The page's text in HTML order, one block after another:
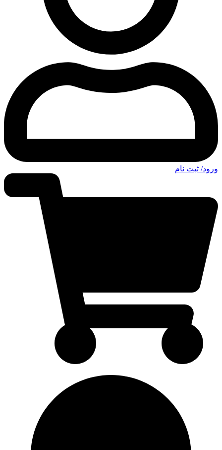
ورود/ ثبت نام